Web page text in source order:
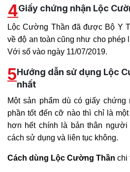
4Giấy chứng nhận Lộc
Lộc Cường Thần đã được Bộ Y
về độ an toàn cũng như cho phép
Với số vào ngày 11/07/2019.
5Hướng dẫn sử dụng Lộc
nhất
Một sản phẩm dù có giấy chứng
phần tốt đến cỡ nào thì chỉ là
hơn hết chính là bản thân người
cách sử dụng và liên tục không.
Cách dùng Lộc Cường Thần chi